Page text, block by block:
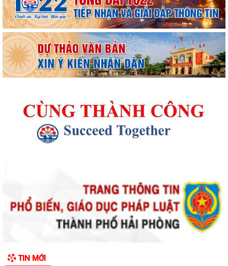
TIN MỚI
Thông báo kết quả Kỳ họp thứ 4 (Kỳ họp thường lệ giữa năm 2026)
HĐND phường khoá II, nhiệm kỳ 2026...
Thông báo về việc cảnh giác với các hành vi giả mạo cơ quan nhà nước
để lừa đảo chiếm đoạt tài sản...
Thông báo lịch công tác tuần 30 của lãnh đạo UBND Phường Lê Ích
Mộc (Từ 20/7 - 26/7/2026)
tượng bảo trợ xã hội trên địa...